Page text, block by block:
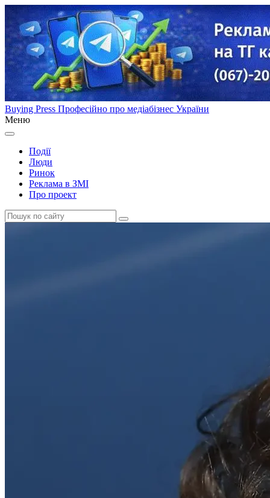
Buying Press Професійно про медіабізнес України
Меню
Події
Люди
Ринок
Реклама в ЗМІ
Про проект